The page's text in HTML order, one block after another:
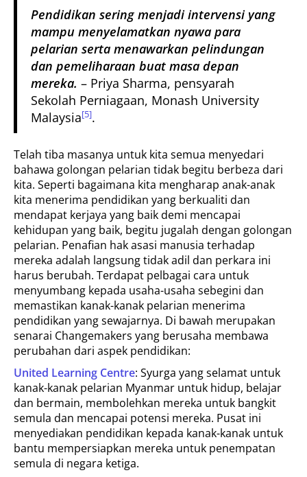
Pendidikan sering menjadi intervensi yang
mampu menyelamatkan nyawa para
pelarian serta menawarkan pelindungan
dan pemeliharaan buat masa depan
mereka. – Priya Sharma, pensyarah
Sekolah Perniagaan, Monash University
Malaysia[5].
Telah tiba masanya untuk kita semua menyedari
bahawa golongan pelarian tidak begitu berbeza dari
kita. Seperti bagaimana kita mengharap anak-anak
kita menerima pendidikan yang berkualiti dan
mendapat kerjaya yang baik demi mencapai
kehidupan yang baik, begitu jugalah dengan golongan
pelarian. Penafian hak asasi manusia terhadap
mereka adalah langsung tidak adil dan perkara ini
harus berubah. Terdapat pelbagai cara untuk
menyumbang kepada usaha-usaha sebegini dan
memastikan kanak-kanak pelarian menerima
pendidikan yang sewajarnya. Di bawah merupakan
senarai Changemakers yang berusaha membawa
perubahan dari aspek pendidikan:
United Learning Centre: Syurga yang selamat untuk
kanak-kanak pelarian Myanmar untuk hidup, belajar
dan bermain, membolehkan mereka untuk bangkit
semula dan mencapai potensi mereka. Pusat ini
menyediakan pendidikan kepada kanak-kanak untuk
bantu mempersiapkan mereka untuk penempatan
semula di negara ketiga.